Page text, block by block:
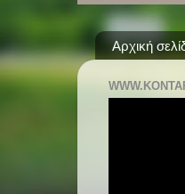
Αρχική